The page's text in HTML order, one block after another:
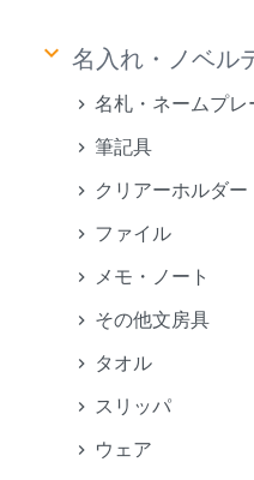
keyboard_arrow_down 名入れ・ノベル
名札・ネームプレ
筆記具
クリアーホルダー
ファイル
メモ・ノート
その他文房具
タオル
スリッパ
ウェア